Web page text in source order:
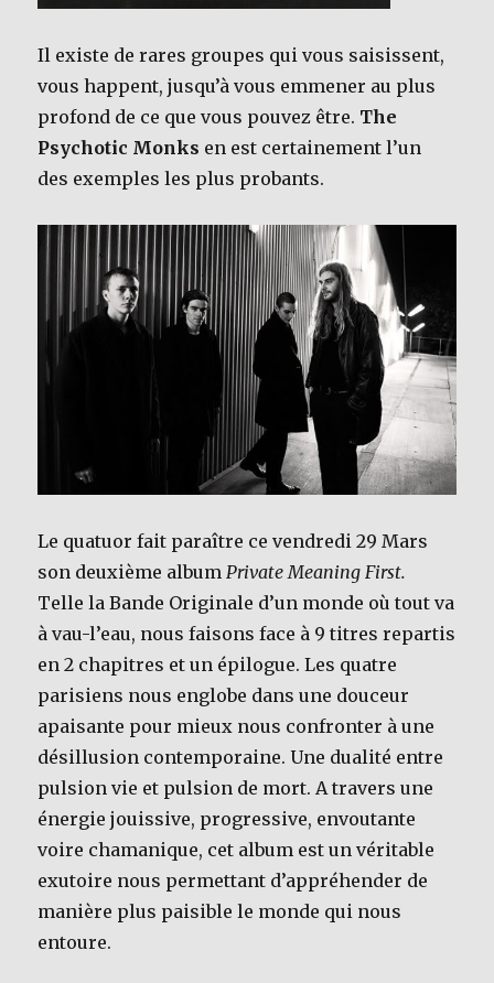
Il existe de rares groupes qui vous saisissent,
vous happent, jusqu’à vous emmener au plus
profond de ce que vous pouvez être. The
Psychotic Monks en est certainement l’un
des exemples les plus probants.
Le quatuor fait paraître ce vendredi 29 Mars
son deuxième albumPrivate Meaning First.
Telle la Bande Originale d’un monde où tout va
à vau-l’eau, nous faisons face à 9 titres repartis
en 2 chapitres et un épilogue. Les quatre
parisiens nous englobe dans une douceur
apaisante pour mieux nous confronter à une
désillusion contemporaine. Une dualité entre
pulsion vie et pulsion de mort. A travers une
énergie jouissive, progressive, envoutante
voire chamanique, cet album est un véritable
exutoire nous permettant d’appréhender de
manière plus paisible le monde qui nous
entoure.